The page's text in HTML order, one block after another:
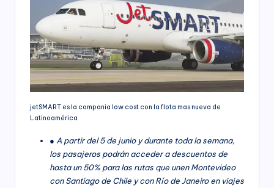
jetSMART es la compania low cost con la flota mas nueva de
Latinoamérica
● A partir del 5 de junio y durante toda la semana,
los pasajeros podrán acceder a descuentos de
hasta un 50% para las rutas que unen Montevideo
con Santiago de Chile y con Río de Janeiro en viajes